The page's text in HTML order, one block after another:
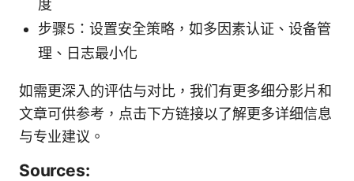
度
步骤5：设置安全策略，如多因素认证、设备管
理、日志最小化
如需更深入的评估与对比，我们有更多细分影片和
文章可供参考，点击下方链接以了解更多详细信息
与专业建议。
Sources: